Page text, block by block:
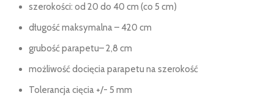
szerokości: od 20 do 40 cm (co 5 cm)
długość maksymalna – 420 cm
grubość parapetu– 2,8 cm
możliwość docięcia parapetu na szerokość
Tolerancja cięcia +/- 5 mm